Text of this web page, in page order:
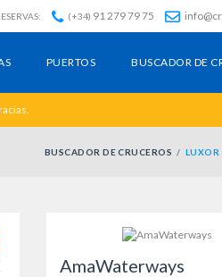
(+34) 91 279 79 75
PUERTOS BUSCADOR DE
BUSCADOR DE CRUCEROS
AmaWaterways